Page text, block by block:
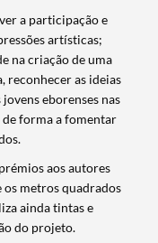
a participação e
artísticas;
na criação de uma
reconhecer as ideias
eborenses nas
forma a fomentar
aos autores
os metros quadrados
ainda tintas e
do projeto.